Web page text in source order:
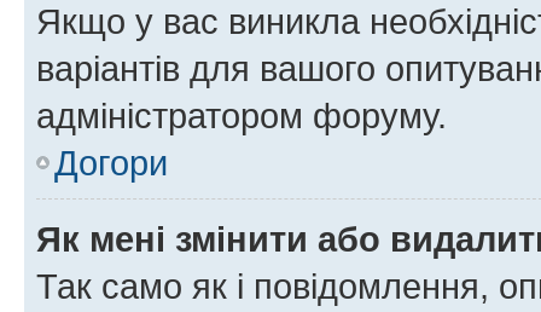
Якщо у вас виникла
варіантів для вашого
адміністратором форуму.
Догори
Як мені змінити або
Так само як і повідомлення,